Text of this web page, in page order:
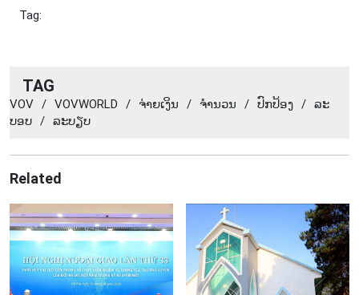
Tag:
TAG
VOV / VOVWORLD / ຈ່າຍ​ເງິນ​ / ​ຈຳ​ນວນ​ / ​ປົກ​ປ້ອງ​ / ລະ​
ບອບ / ​ລະ​ບຽບ
Related